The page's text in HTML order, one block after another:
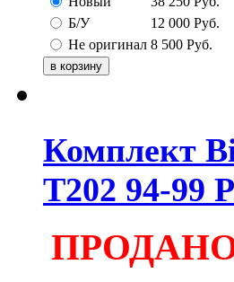
Б/У
12 000 Руб.
Не оригинал 8 500 Руб.
Комплект
T202 94-99